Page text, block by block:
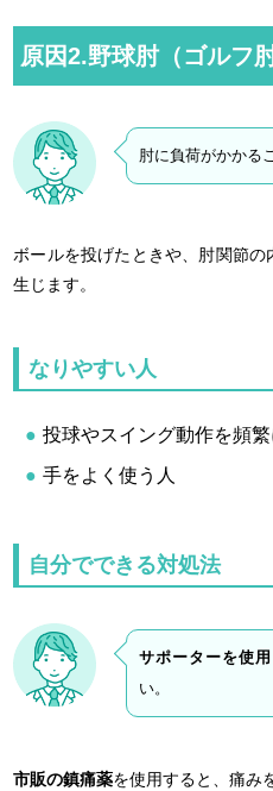
原因2.野球肘（ゴルフ肘
肘に負荷がかかる
ボールを投げたときや、肘関節
生じます。
なりやすい人
投球やスイング動作を頻繁
手をよく使う人
自分でできる対処法
サポーターを使
い。
市販の鎮痛薬を使用すると、痛み